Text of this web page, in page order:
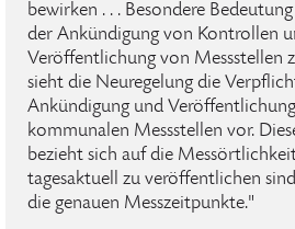
bewirken . . . Besondere
der Ankündigung von Kontrollen
Veröffentlichung von Messstellen
sieht die Neuregelung die
Ankündigung und
kommunalen Messstellen vor.
bezieht sich auf die
tagesaktuell zu veröffentlichen
die genauen Messzeitpunkte."